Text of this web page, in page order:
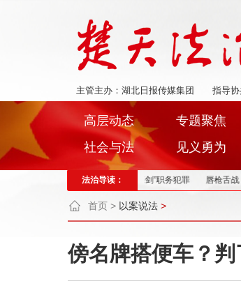
主管主办：湖北日报传媒集团 指导
高层动态 专题聚焦
社会与法
见义勇为
法治导读：
公安县：“两长”同庭履职，“亮剑”职务犯罪 唇枪舌战 精
首页 > 以案说法 >
傍名牌搭便车？